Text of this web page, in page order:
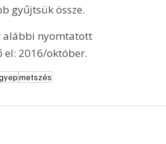
gyűjtsük össze.
alábbi nyomtatott
el: 2016/október.
metszés